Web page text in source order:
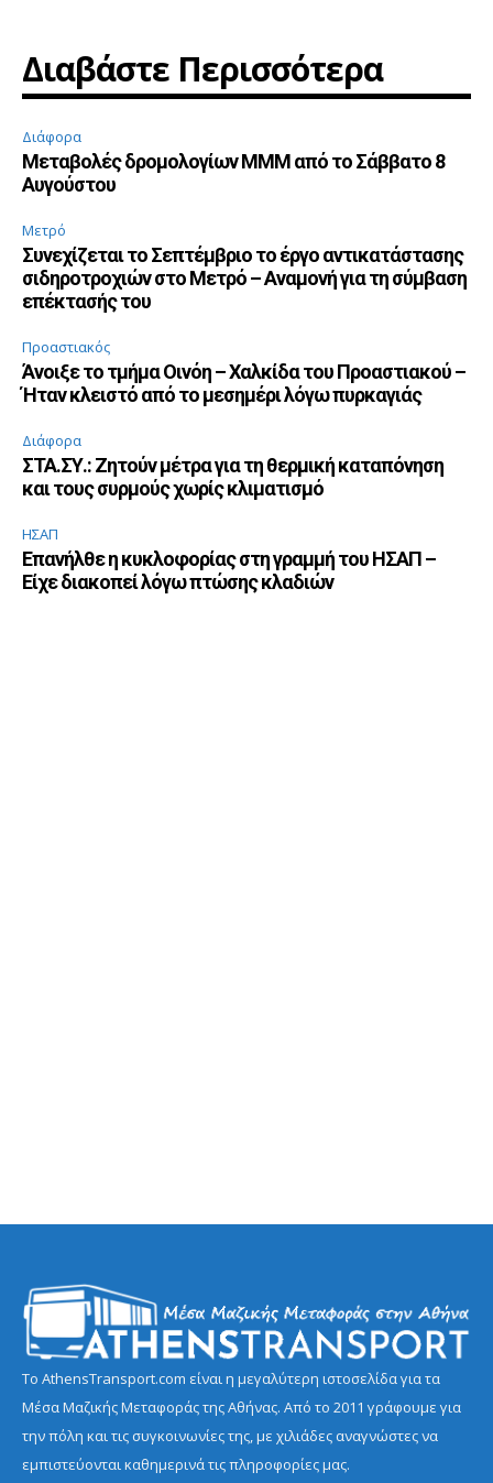
Διαβάστε Περισσότερα
Διάφορα
Μεταβολές δρομολογίων ΜΜΜ από το Σάββατο 8
Αυγούστου
Μετρό
Συνεχίζεται το Σεπτέμβριο το έργο αντικατάστασης
σιδηροτροχιών στο Μετρό – Αναμονή για τη σύμβαση
επέκτασής του
Προαστιακός
Άνοιξε το τμήμα Οινόη – Χαλκίδα του Προαστιακού –
Ήταν κλειστό από το μεσημέρι λόγω πυρκαγιάς
Διάφορα
ΣΤΑ.ΣΥ.: Ζητούν μέτρα για τη θερμική καταπόνηση
και τους συρμούς χωρίς κλιματισμό
ΗΣΑΠ
Επανήλθε η κυκλοφορίας στη γραμμή του ΗΣΑΠ –
Είχε διακοπεί λόγω πτώσης κλαδιών
Το AthensTransport.com είναι η μεγαλύτερη ιστοσελίδα για τα
Μέσα Μαζικής Μεταφοράς της Αθήνας. Από το 2011 γράφουμε για
την πόλη και τις συγκοινωνίες της, με χιλιάδες αναγνώστες να
εμπιστεύονται καθημερινά τις πληροφορίες μας.